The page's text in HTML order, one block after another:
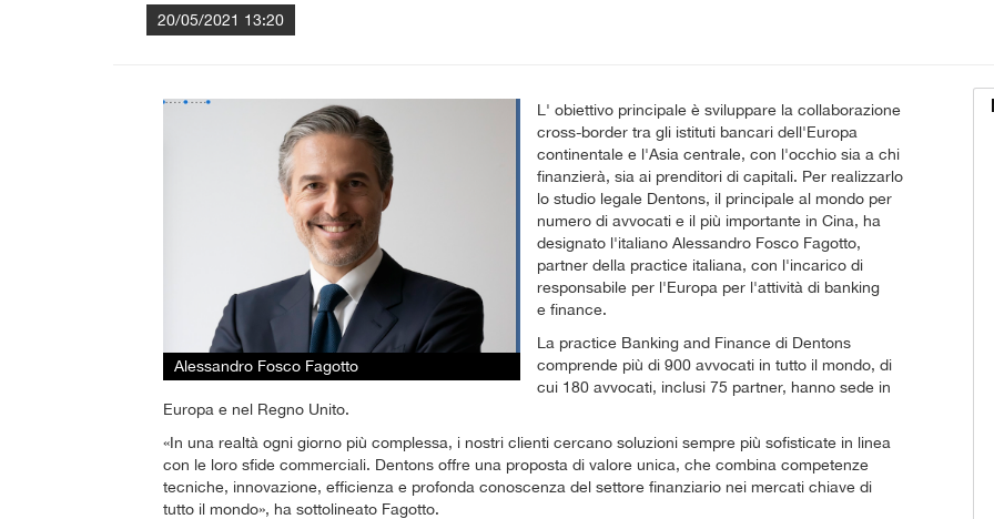
20/05/2021 13:20
Alessandro Fosco Fagotto
L' obiettivo principale è sviluppare la collaborazione
cross-border tra gli istituti bancari dell'Europa
continentale e l'Asia centrale, con l'occhio sia a chi
finanzierà, sia ai prenditori di capitali. Per realizzarlo
lo studio legale Dentons, il principale al mondo per
numero di avvocati e il più importante in Cina, ha
designato l'italiano Alessandro Fosco Fagotto,
partner della practice italiana, con l'incarico di
responsabile per l'Europa per l'attività di banking
e finance.
La practice Banking and Finance di Dentons
comprende più di 900 avvocati in tutto il mondo, di
cui 180 avvocati, inclusi 75 partner, hanno sede in
Europa e nel Regno Unito.
«In una realtà ogni giorno più complessa, i nostri clienti cercano soluzioni sempre più sofisticate in linea
con le loro sfide commerciali. Dentons offre una proposta di valore unica, che combina competenze
tecniche, innovazione, efficienza e profonda conoscenza del settore finanziario nei mercati chiave di
tutto il mondo», ha sottolineato Fagotto.